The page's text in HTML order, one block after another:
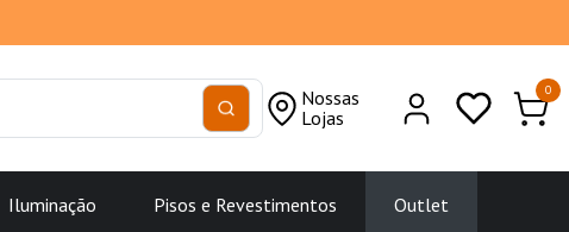
Nossas
Lojas
0
Iluminação Pisos e Revestimentos Outlet